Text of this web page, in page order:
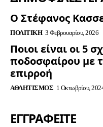
Ο Στέφανος
ΠΟΛΙΤΙΚΉ 3 Φεβρουαρίου, 2026
Ποιοι είναι οι 5
ποδοσφαίρου με
επιρροή
ΑΘΛΗΤΙΣΜΌΣ 1 Οκτωβρίου,
ΕΓΓΡΑΦΕΊΤΕ